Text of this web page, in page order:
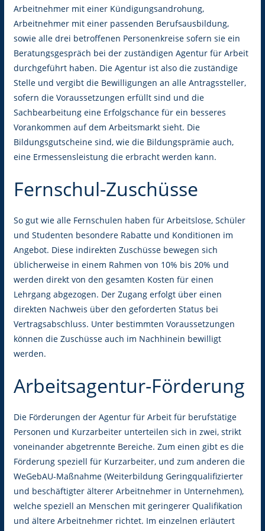
Arbeitnehmer mit einer Kündigungsandrohung,
Arbeitnehmer mit einer passenden Berufsausbildung,
sowie alle drei betroffenen Personenkreise sofern sie ein
Beratungsgespräch bei der zuständigen Agentur für Arbeit
durchgeführt haben. Die Agentur ist also die zuständige
Stelle und vergibt die Bewilligungen an alle Antragssteller,
sofern die Voraussetzungen erfüllt sind und die
Sachbearbeitung eine Erfolgschance für ein besseres
Vorankommen auf dem Arbeitsmarkt sieht. Die
Bildungsgutscheine sind, wie die Bildungsprämie auch,
eine Ermessensleistung die erbracht werden kann.
Fernschul-Zuschüsse
So gut wie alle Fernschulen haben für Arbeitslose, Schüler
und Studenten besondere Rabatte und Konditionen im
Angebot. Diese indirekten Zuschüsse bewegen sich
üblicherweise in einem Rahmen von 10% bis 20% und
werden direkt von den gesamten Kosten für einen
Lehrgang abgezogen. Der Zugang erfolgt über einen
direkten Nachweis über den geforderten Status bei
Vertragsabschluss. Unter bestimmten Voraussetzungen
können die Zuschüsse auch im Nachhinein bewilligt
werden.
Arbeitsagentur-Förderung
Die Förderungen der Agentur für Arbeit für berufstätige
Personen und Kurzarbeiter unterteilen sich in zwei, strikt
voneinander abgetrennte Bereiche. Zum einen gibt es die
Förderung speziell für Kurzarbeiter, und zum anderen die
WeGebAU-Maßnahme (Weiterbildung Geringqualifizierter
und beschäftigter älterer Arbeitnehmer in Unternehmen),
welche speziell an Menschen mit geringerer Qualifikation
und ältere Arbeitnehmer richtet. Im einzelnen erläutert